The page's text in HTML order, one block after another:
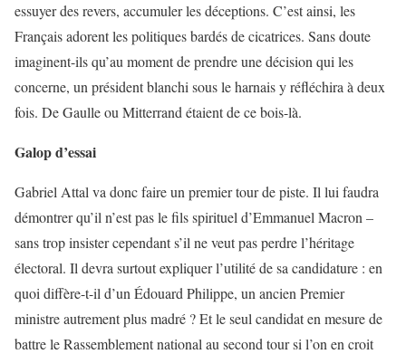
essuyer des revers, accumuler les déceptions. C’est ainsi, les
Français adorent les politiques bardés de cicatrices. Sans doute
imaginent-ils qu’au moment de prendre une décision qui les
concerne, un président blanchi sous le harnais y réfléchira à deux
fois. De Gaulle ou Mitterrand étaient de ce bois-là.
Galop d’essai
Gabriel Attal va donc faire un premier tour de piste. Il lui faudra
démontrer qu’il n’est pas le fils spirituel d’Emmanuel Macron –
sans trop insister cependant s’il ne veut pas perdre l’héritage
électoral. Il devra surtout expliquer l’utilité de sa candidature : en
quoi diffère-t-il d’un Édouard Philippe, un ancien Premier
ministre autrement plus madré ? Et le seul candidat en mesure de
battre le Rassemblement national au second tour si l’on en croit